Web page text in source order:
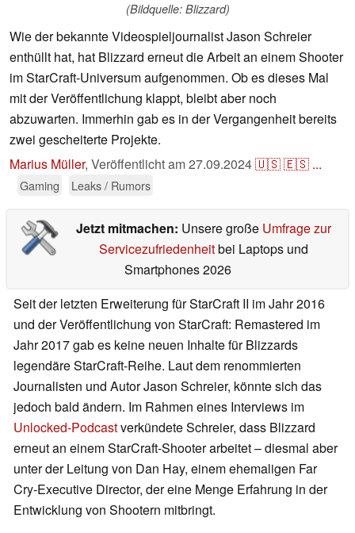
(Bildquelle: Blizzard)
Wie der bekannte Videospieljournalist Jason Schreier
enthüllt hat, hat Blizzard erneut die Arbeit an einem Shooter
im StarCraft-Universum aufgenommen. Ob es dieses Mal
mit der Veröffentlichung klappt, bleibt aber noch
abzuwarten. Immerhin gab es in der Vergangenheit bereits
zwei gescheiterte Projekte.
Marius Müller, Veröffentlicht am27.09.2024🇺🇸🇪🇸 ...
Gaming Leaks / Rumors
Jetzt mitmachen: Unsere große Umfrage zur
Servicezufriedenheitbei Laptops und
Smartphones 2026
Seit der letzten Erweiterung für StarCraft II im Jahr 2016
und der Veröffentlichung von StarCraft: Remastered im
Jahr 2017 gab es keine neuen Inhalte für Blizzards
legendäre StarCraft-Reihe. Laut dem renommierten
Journalisten und Autor Jason Schreier, könnte sich das
jedoch bald ändern. Im Rahmen eines Interviews im
Unlocked-Podcastverkündete Schreier, dass Blizzard
erneut an einem StarCraft-Shooter arbeitet – diesmal aber
unter der Leitung von Dan Hay, einem ehemaligen Far
Cry-Executive Director, der eine Menge Erfahrung in der
Entwicklung von Shootern mitbringt.